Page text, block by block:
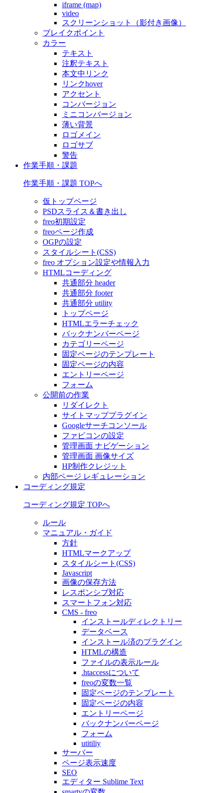
iframe (map)
video
スクリーンショット（影付き画像）
ブレイクポイント
カラー
テキスト
注釈テキスト
本文中リンク
リンクhover
アクセント
コンバージョン
ミニコンバージョン
薄い背景
ロゴメイン
ロゴサブ
警告
作業手順・課題
作業手順・課題 TOPへ
仮トップページ
PSDスライス＆書き出し
freo初期設定
freoページ作成
OGPの設定
スタイルシート(CSS)
freo オプション設定や情報入力
HTMLコーディング
共通部分 header
共通部分 footer
共通部分 utility
トップページ
HTMLエラーチェック
バックナンバーページ
カテゴリーページ
固定ページのテンプレート
固定ページの内容
エントリーページ
フォーム
公開前の作業
リダイレクト
サイトマッププラグイン
Googleサーチコンソール
ファビコンの設定
管理画面 ナビゲーション
管理画面 画像サイズ
HP制作クレジット
内部ページ レギュレーション
コーディング規定
コーディング規定 TOPへ
ルール
マニュアル・ガイド
方針
HTMLマークアップ
スタイルシート(CSS)
Javascript
画像の保存方法
レスポンシブ対応
スマートフォン対応
CMS - freo
インストールディレクトリー
データベース
インストール済のプラグイン
HTMLの構造
ファイルの表示ルール
.htaccessについて
freoの変数一覧
固定ページのテンプレート
固定ページの内容
エントリーページ
バックナンバーページ
フォーム
utitiliy
サーバー
ページ表示速度
SEO
エディター Sublime Text